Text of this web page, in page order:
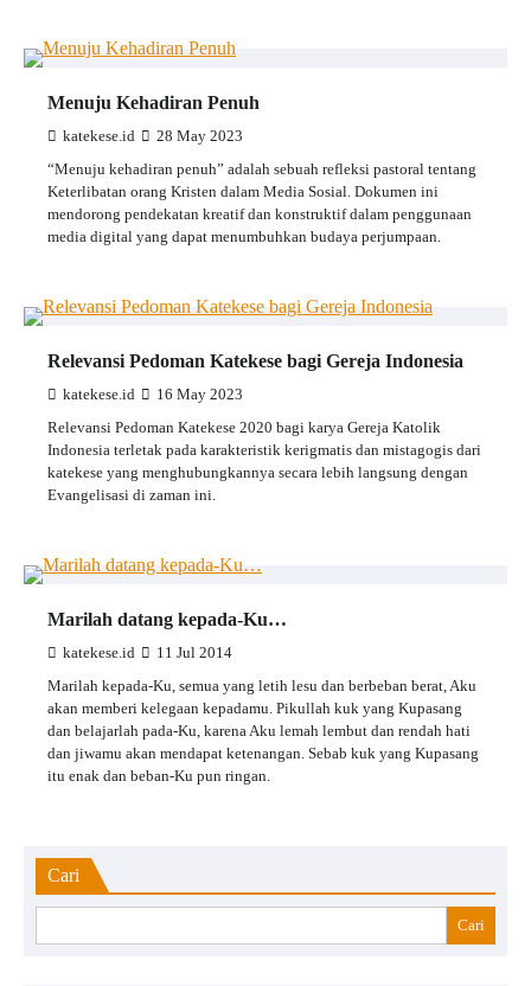
Menuju Kehadiran Penuh
katekese.id 28 May 2023
“Menuju kehadiran penuh” adalah sebuah refleksi pastoral tentang
Keterlibatan orang Kristen dalam Media Sosial. Dokumen ini
mendorong pendekatan kreatif dan konstruktif dalam penggunaan
media digital yang dapat menumbuhkan budaya perjumpaan.
Relevansi Pedoman Katekese bagi Gereja Indonesia
katekese.id 16 May 2023
Relevansi Pedoman Katekese 2020 bagi karya Gereja Katolik
Indonesia terletak pada karakteristik kerigmatis dan mistagogis dari
katekese yang menghubungkannya secara lebih langsung dengan
Evangelisasi di zaman ini.
Marilah datang kepada-Ku…
katekese.id 11 Jul 2014
Marilah kepada-Ku, semua yang letih lesu dan berbeban berat, Aku
akan memberi kelegaan kepadamu. Pikullah kuk yang Kupasang
dan belajarlah pada-Ku, karena Aku lemah lembut dan rendah hati
dan jiwamu akan mendapat ketenangan. Sebab kuk yang Kupasang
itu enak dan beban-Ku pun ringan.
Cari
Cari